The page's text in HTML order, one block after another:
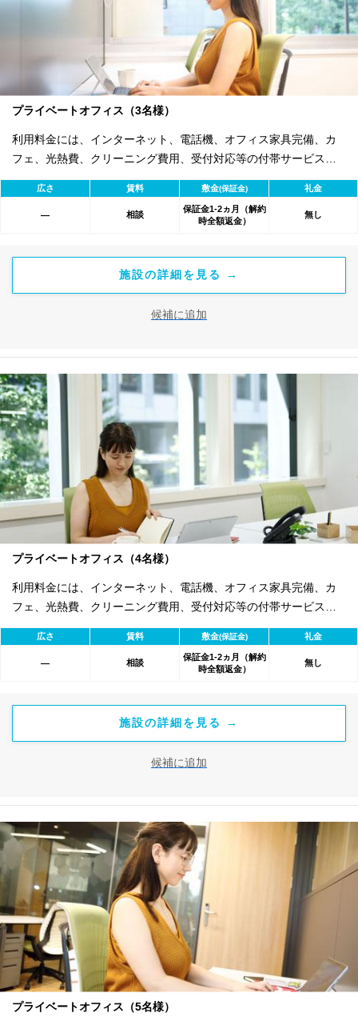
プライベートオフィス（3名様）
利用料金には、インターネット、電話機、オフィス家具完備、カ
フェ、光熱費、クリーニング費用、受付対応等の付帯サービスす
べて含まれ、追加料金不要です。 また適宜キャンペーン、契約期
間による割引特典あります。
広さ 賃料 敷金(保証金) 礼金
― 相談
保証金1-2ヵ月（解約
時全額返金）
無し
施設の詳細を見る →
候補に追加
プライベートオフィス（4名様）
利用料金には、インターネット、電話機、オフィス家具完備、カ
フェ、光熱費、クリーニング費用、受付対応等の付帯サービスす
べて含まれ、追加料金不要です。 また適宜キャンペーン、契約期
間による割引特典あります。
広さ 賃料 敷金(保証金) 礼金
― 相談
保証金1-2ヵ月（解約
時全額返金）
無し
施設の詳細を見る →
候補に追加
プライベートオフィス（5名様）